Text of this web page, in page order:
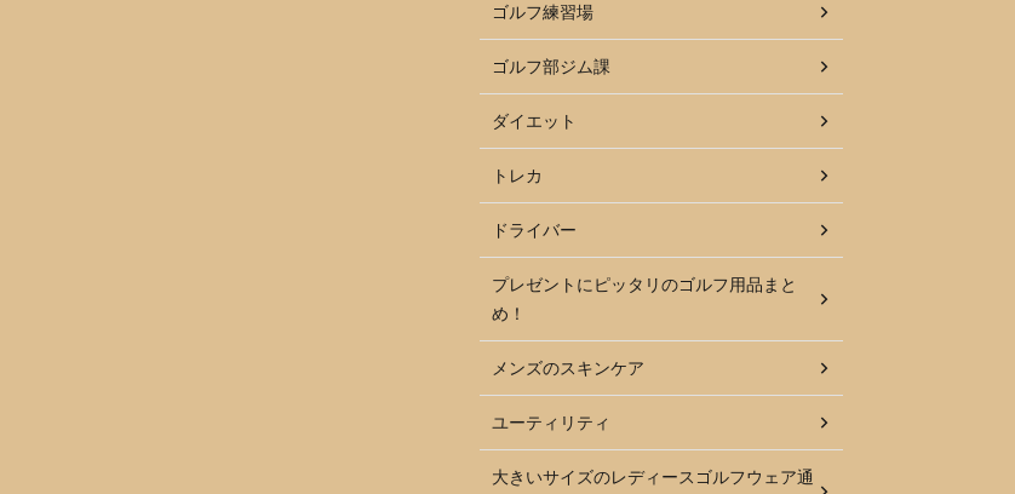
ゴルフ練習場
ゴルフ部ジム課
ダイエット
トレカ
ドライバー
プレゼントにピッタリのゴルフ用品まと
め！
メンズのスキンケア
ユーティリティ
大きいサイズのレディースゴルフウェア通